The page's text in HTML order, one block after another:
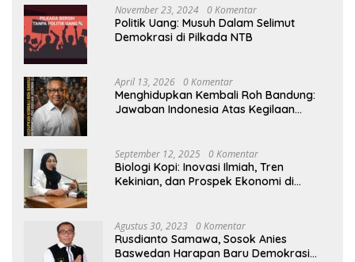
November 23, 2024 0 Komentar
Politik Uang: Musuh Dalam Selimut
Demokrasi di Pilkada NTB
April 13, 2026 0 Komentar
Menghidupkan Kembali Roh Bandung:
Jawaban Indonesia Atas Kegilaan
September 12, 2025 0 Komentar
Biologi Kopi: Inovasi Ilmiah, Tren
Kekinian, dan Prospek Ekonomi di
Agustus 30, 2023 0 Komentar
Rusdianto Samawa, Sosok Anies
Baswedan Harapan Baru Demokrasi